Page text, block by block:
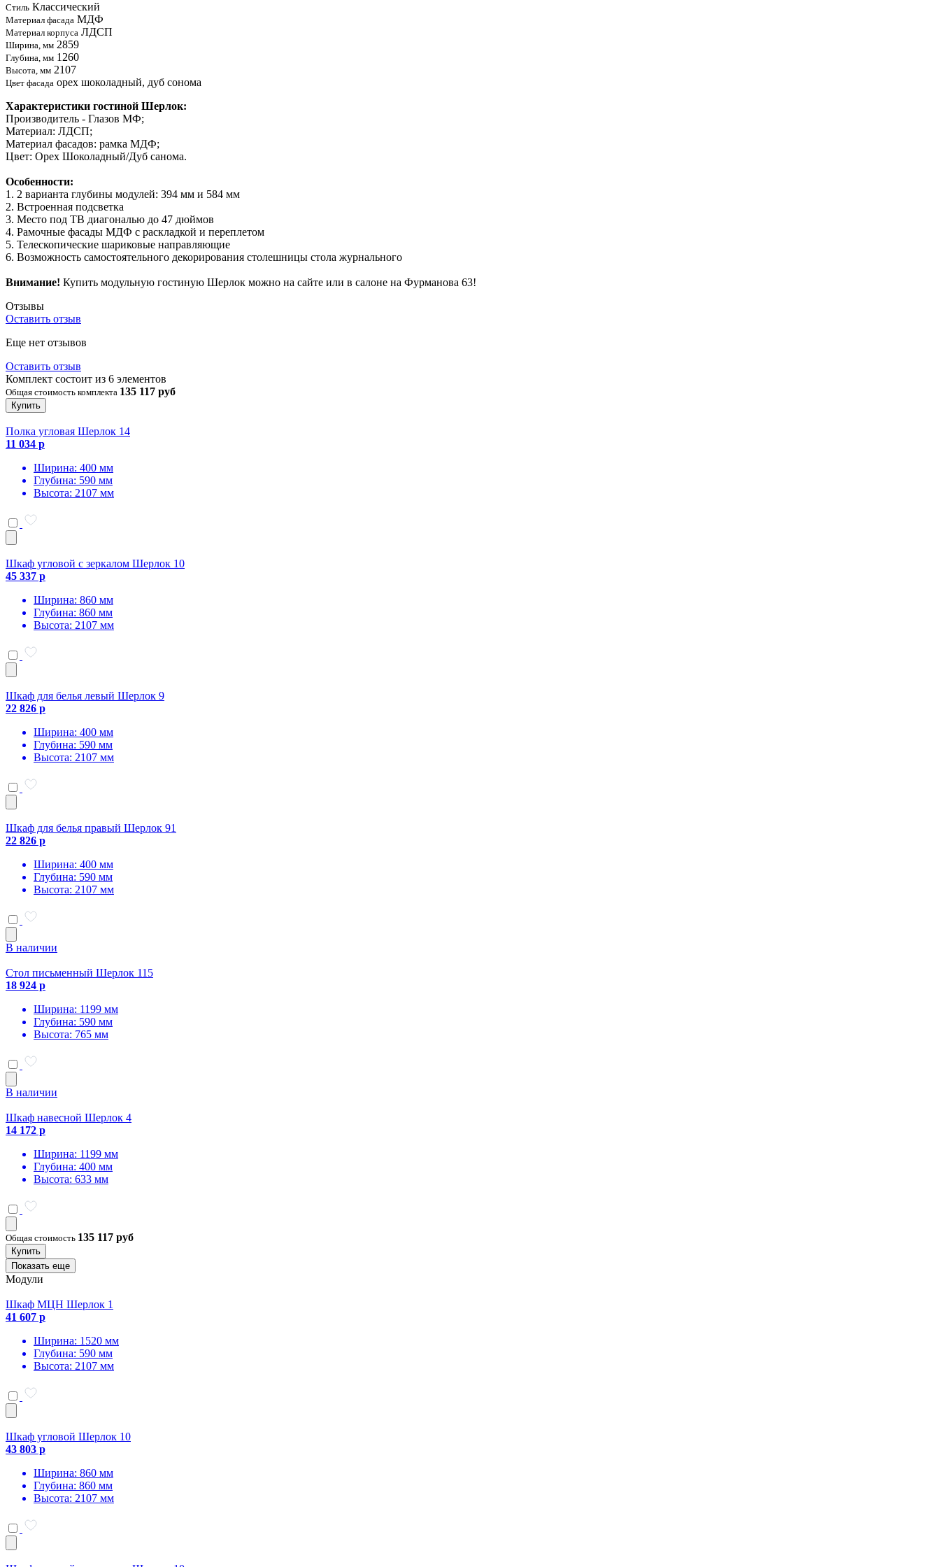
Стиль Классический
Материал фасада МДФ
Материал корпуса ЛДСП
Ширина, мм 2859
Глубина, мм 1260
Высота, мм 2107
Цвет фасада орех шоколадный, дуб сонома
Характеристики гостиной Шерлок:
Производитель - Глазов МФ;
Материал: ЛДСП;
Материал фасадов: рамка МДФ;
Цвет: Орех Шоколадный/Дуб санома.
Особенности:
1. 2 варианта глубины модулей: 394 мм и 584 мм
2. Встроенная подсветка
3. Место под ТВ диагональю до 47 дюймов
4. Рамочные фасады МДФ с раскладкой и переплетом
5. Телескопические шариковые направляющие
6. Возможность самостоятельного декорирования столешницы стола журнального
Внимание! Купить модульную гостиную Шерлок можно на сайте или в салоне на Фурманова 63!
Отзывы
Оставить отзыв
Еще нет отзывов
Оставить отзыв
Комплект состоит из 6 элементов
Общая стоимость комплекта 135 117 руб
Купить
Полка угловая Шерлок 14
11 034 р
Ширина: 400 мм
Глубина: 590 мм
Высота: 2107 мм
Шкаф угловой с зеркалом Шерлок 10
45 337 р
Ширина: 860 мм
Глубина: 860 мм
Высота: 2107 мм
Шкаф для белья левый Шерлок 9
22 826 р
Ширина: 400 мм
Глубина: 590 мм
Высота: 2107 мм
Шкаф для белья правый Шерлок 91
22 826 р
Ширина: 400 мм
Глубина: 590 мм
Высота: 2107 мм
В наличии
Стол письменный Шерлок 115
18 924 р
Ширина: 1199 мм
Глубина: 590 мм
Высота: 765 мм
В наличии
Шкаф навесной Шерлок 4
14 172 р
Ширина: 1199 мм
Глубина: 400 мм
Высота: 633 мм
Общая стоимость 135 117 руб
Купить
Показать еще
Модули
Шкаф МЦН Шерлок 1
41 607 р
Ширина: 1520 мм
Глубина: 590 мм
Высота: 2107 мм
Шкаф угловой Шерлок 10
43 803 р
Ширина: 860 мм
Глубина: 860 мм
Высота: 2107 мм